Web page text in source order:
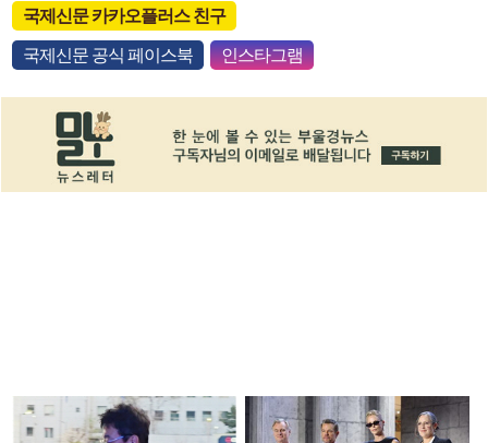
국제신문 카카오플러스 친구
국제신문 공식 페이스북 인스타그램